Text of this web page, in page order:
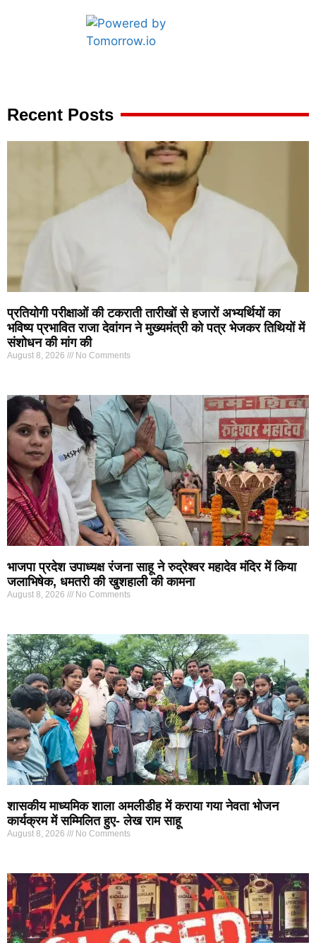
Recent Posts
प्रतियोगी परीक्षाओं की टकराती तारीखों से हजारों अभ्यर्थियों का
भविष्य प्रभावित राजा देवांगन ने मुख्यमंत्री को पत्र भेजकर तिथियों में
संशोधन की मांग की
August 8, 2026 No Comments
भाजपा प्रदेश उपाध्यक्ष रंजना साहू ने रुद्रेश्वर महादेव मंदिर में किया
जलाभिषेक, धमतरी की खुशहाली की कामना
August 8, 2026 No Comments
शासकीय माध्यमिक शाला अमलीडीह में कराया गया नेवता भोजन
कार्यक्रम में सम्मिलित हुए- लेख राम साहू
August 8, 2026 No Comments